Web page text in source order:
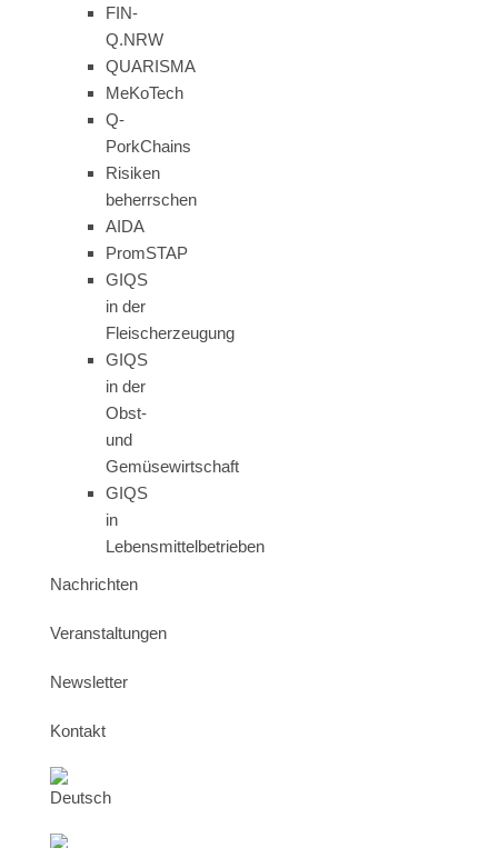
FIN-
Q.NRW
QUARISMA
MeKoTech
Q-
PorkChains
Risiken
beherrschen
AIDA
PromSTAP
GIQS
in der
Fleischerzeugung
GIQS
in der
Obst-
und
Gemüsewirtschaft
GIQS
in
Lebensmittelbetrieben
Nachrichten
Veranstaltungen
Newsletter
Kontakt